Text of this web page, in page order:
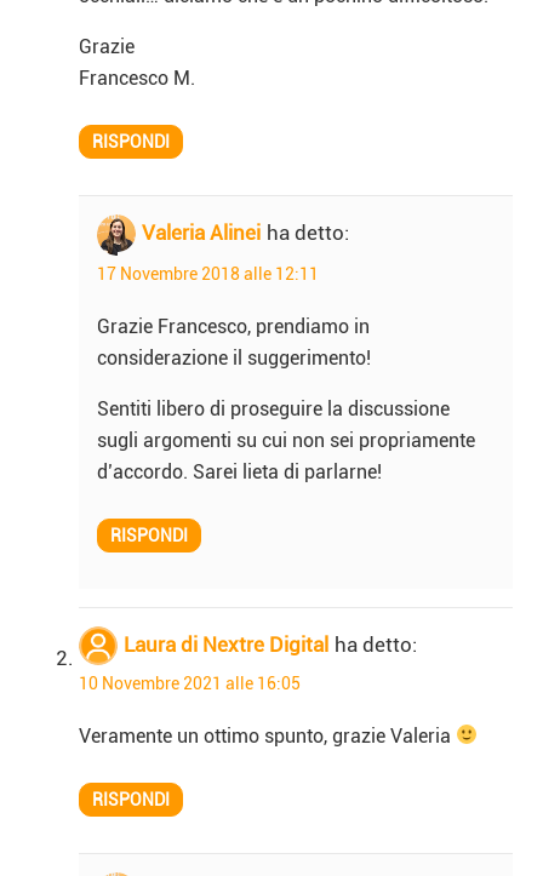
Grazie
Francesco M.
RISPONDI
Valeria Alinei ha detto:
17 Novembre 2018 alle 12:11
Grazie Francesco, prendiamo in
considerazione il suggerimento!
Sentiti libero di proseguire la discussione
sugli argomenti su cui non sei propriamente
d’accordo. Sarei lieta di parlarne!
RISPONDI
Laura di Nextre Digital ha detto:
10 Novembre 2021 alle 16:05
Veramente un ottimo spunto, grazie Valeria
RISPONDI